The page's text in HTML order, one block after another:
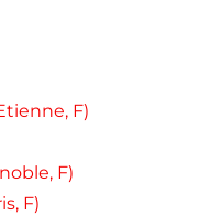
F)
F)
F)